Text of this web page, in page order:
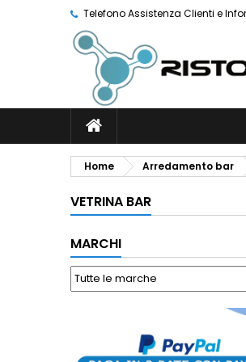
Telefono Assistenza Clienti e
Home Arredamento bar
VETRINA BAR
MARCHI